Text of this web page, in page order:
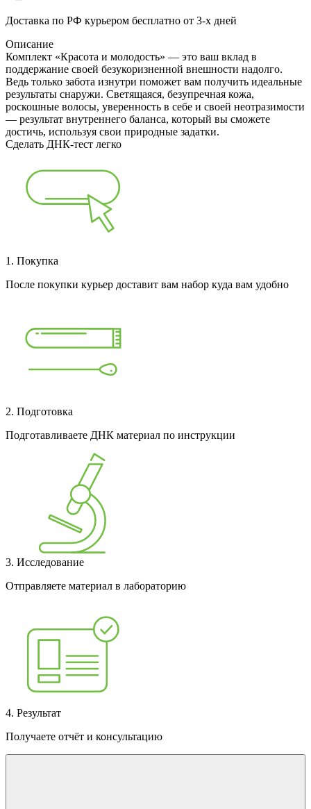
Доставка по РФ курьером бесплатно от 3-х дней
Описание
Комплект «Красота и молодость» — это ваш вклад в
поддержание своей безукоризненной внешности надолго.
Ведь только забота изнутри поможет вам получить идеальные
результаты снаружи. Светящаяся, безупречная кожа,
роскошные волосы, уверенность в себе и своей неотразимости
— результат внутреннего баланса, который вы сможете
достичь, используя свои природные задатки.
Сделать ДНК‑тест легко
1. Покупка
После покупки курьер доставит вам набор куда вам удобно
2. Подготовка
Подготавливаете ДНК материал по инструкции
3. Исследование
Отправляете материал в лабораторию
4. Результат
Получаете отчёт и консультацию